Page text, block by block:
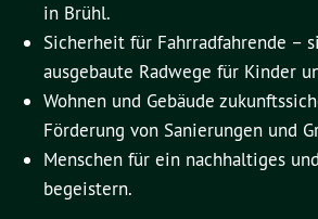
in Brühl.
Sicherheit für Fahrradfahrende –
ausgebaute Radwege für Kinder
Wohnen und Gebäude
Förderung von Sanierungen und
Menschen für ein nachhaltiges
begeistern.